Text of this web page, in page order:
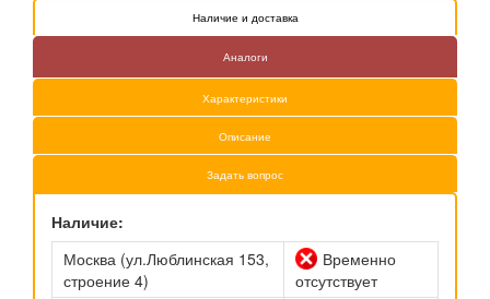
Наличие и доставка
Аналоги
Характеристики
Описание
Задать вопрос
Наличие:
Москва (ул.Люблинская 153,
строение 4)
Временно
отсутствует